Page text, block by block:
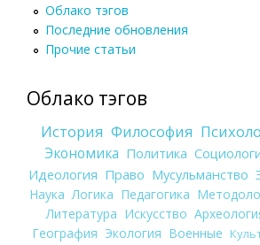
Облако тэгов
Последние обновления
Прочие статьи
Облако тэгов
История Философия
Экономика Политика
Идеология Право Мусульманство
Наука Логика Педагогика
Литература Искусство
География Экология Военные